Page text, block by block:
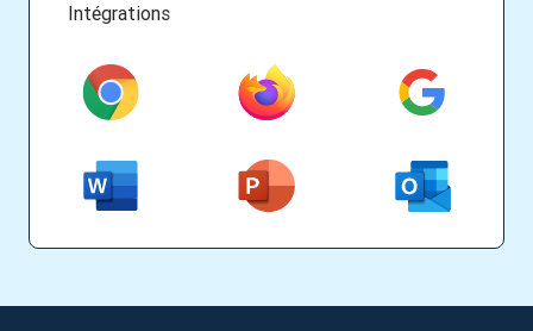
Intégrations